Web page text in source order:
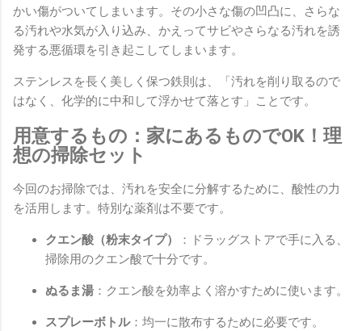
かい傷がついてしまいます。その小さな傷の凹凸に、さらな
る汚れや水気が入り込み、かえってサビやさらなる汚れを誘
発する悪循環を引き起こしてしまいます。
ステンレスを長く美しく保つ鉄則は、「汚れを削り取るので
はなく、化学的に中和して浮かせて落とす」ことです。
用意するもの：家にあるものでOK！理
想の掃除セット
今回のお掃除では、汚れを安全に分解するために、酸性の力
を活用します。特別な薬剤は不要です。
クエン酸（粉末タイプ）
：ドラッグストアで手に入る、
掃除用のクエン酸で十分です。
ぬるま湯 ：クエン酸を効率よく溶かすために使います。
スプレーボトル：均一に散布するために必要です。